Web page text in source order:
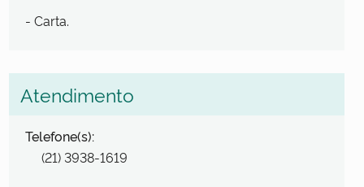
- Carta.
Atendimento
Telefone(s):
(21) 3938-1619